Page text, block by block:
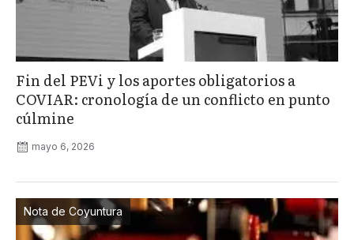
Fin del PEVi y los aportes obligatorios a
COVIAR: cronología de un conflicto en punto
cúlmine
mayo 6, 2026
Nota de Coyuntura